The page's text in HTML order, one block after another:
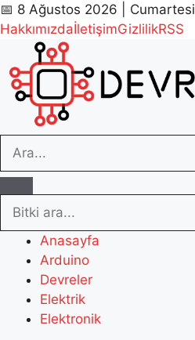
📅 8 Ağustos 2026 | Cumartesi
HakkımızdaİletişimGizlilikRSS
Anasayfa
Arduino
Devreler
Elektrik
Elektronik